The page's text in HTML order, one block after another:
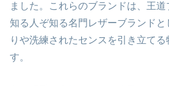
ました。これらのブランドは、王道
知る人ぞ知る名門レザーブランド
りや洗練されたセンスを引き立て
す。